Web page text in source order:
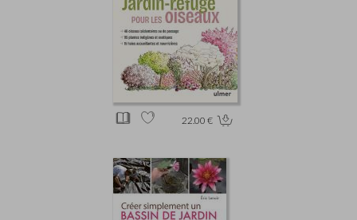
22.00 €